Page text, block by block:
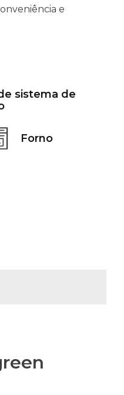
e
sistema de
Forno